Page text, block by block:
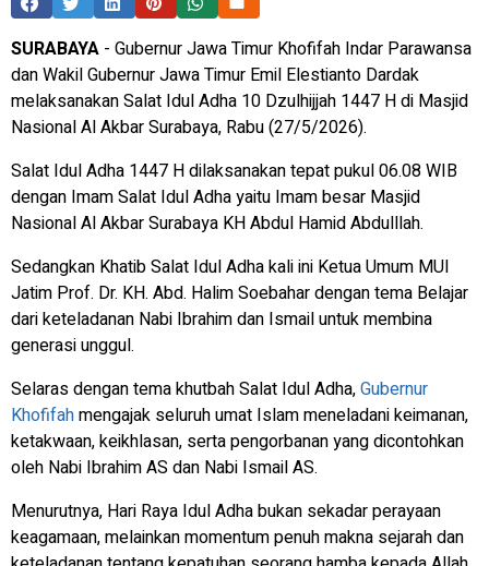
SURABAYA - Gubernur Jawa Timur Khofifah Indar Parawansa
dan Wakil Gubernur Jawa Timur Emil Elestianto Dardak
melaksanakan Salat Idul Adha 10 Dzulhijjah 1447 H di Masjid
Nasional Al Akbar Surabaya, Rabu (27/5/2026).
Salat Idul Adha 1447 H dilaksanakan tepat pukul 06.08 WIB
dengan Imam Salat Idul Adha yaitu Imam besar Masjid
Nasional Al Akbar Surabaya KH Abdul Hamid Abdulllah.
Sedangkan Khatib Salat Idul Adha kali ini Ketua Umum MUI
Jatim Prof. Dr. KH. Abd. Halim Soebahar dengan tema Belajar
dari keteladanan Nabi Ibrahim dan Ismail untuk membina
generasi unggul.
Selaras dengan tema khutbah Salat Idul Adha,Gubernur
Khofifahmengajak seluruh umat Islam meneladani keimanan,
ketakwaan, keikhlasan, serta pengorbanan yang dicontohkan
oleh Nabi Ibrahim AS dan Nabi Ismail AS.
Menurutnya, Hari Raya Idul Adha bukan sekadar perayaan
keagamaan, melainkan momentum penuh makna sejarah dan